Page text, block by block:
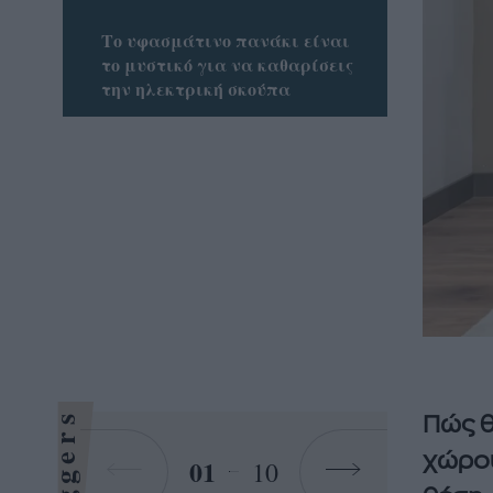
Πώς
Το υφασμάτινο πανάκι είναι
το μυστικό για να καθαρίσεις
την ηλεκτρική σκούπα
01 10